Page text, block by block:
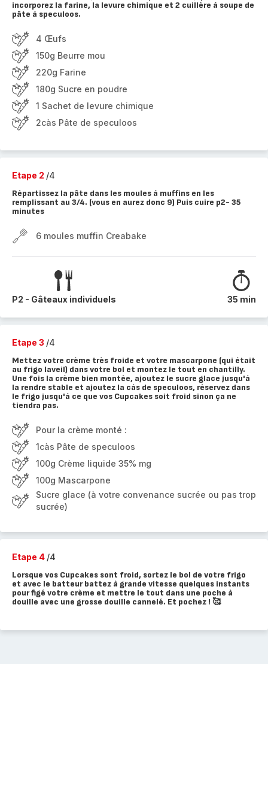
incorporez la farine, la levure chimique et 2 cuillère à soupe de
pâte à speculoos.
4 Œufs
150g Beurre mou
220g Farine
180g Sucre en poudre
1 Sachet de levure chimique
2càs Pâte de speculoos
Etape 2 /4
Répartissez la pâte dans les moules à muffins en les
remplissant au 3/4. (vous en aurez donc 9) Puis cuire p2- 35
minutes
6 moules muffin Creabake
P2 - Gâteaux individuels 35 min
Etape 3 /4
Mettez votre crème très froide et votre mascarpone (qui était
au frigo laveil) dans votre bol et montez le tout en chantilly.
Une fois la crème bien montée, ajoutez le sucre glace jusqu'à
la rendre stable et ajoutez la càs de speculoos, réservez dans
le frigo jusqu'à ce que vos Cupcakes soit froid sinon ça ne
tiendra pas.
Pour la crème monté :
1càs Pâte de speculoos
100g Crème liquide 35% mg
100g Mascarpone
Sucre glace (à votre convenance sucrée ou pas trop
sucrée)
Etape 4 /4
Lorsque vos Cupcakes sont froid, sortez le bol de votre frigo
et avec le batteur battez à grande vitesse quelques instants
pour figé votre crème et mettre le tout dans une poche à
douille avec une grosse douille cannelé. Et pochez ! 🥰